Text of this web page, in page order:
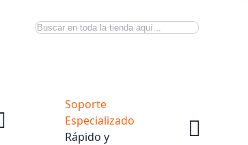
Buscar
Soporte
Especializado
Rápido y